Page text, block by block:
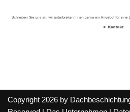
Copyright 2026 by